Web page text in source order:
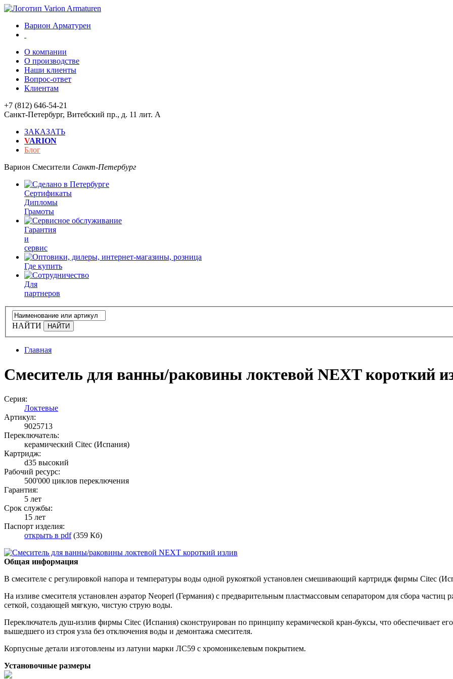
Варион Арматурен
О компании
О производстве
Наши клиенты
Вопрос-ответ
Клиентам
+7 (812) 646-54-21
Санкт-Петербург, Витебский пр., д. 11 лит. А
ЗАКАЗАТЬ
VARION
Блог
Варион Смесители Санкт-Петербург
Сертификаты
Дипломы
Грамоты
Гарантия
и
сервис
Где купить
Для
партнеров
НАЙТИ
Главная
Смеситель для ванны/раковины локтевой NEXT короткий
Серия:
Локтевые
Артикул:
9025713
Переключатель:
керамический Citec (Испания)
Картридж:
d35 высокий
Рабочий ресурс:
500'000 циклов переключения
Гарантия:
5 лет
Срок службы:
15 лет
Паспорт изделия:
открыть в pdf(359 Кб)
Общая информация
В смесителе с регулировкой напора и температуры воды одной рукояткой установлен смешивающий картридж фирмы Citec
На изливе смесителя установлен аэратор Neoperl (Германия) с предварительным пластмассовым сепаратором для сбора
сеткой, создающей мягкую, чистую струю воды.
Переключатель душ-излив фирмы Citec (Испания) сконструирован по принципу керамической кран-буксы, что обеспечивает
вышедшего из строя узла без отключения воды и демонтажа смесителя.
Корпусные детали изготовлены из латуни марки ЛС59 с хромоникелевым покрытием.
Установочные размеры